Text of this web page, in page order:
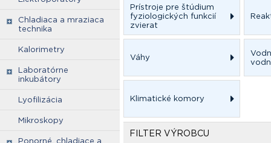
Chladiaca a mraziaca
technika
Kalorimetry
Laboratórne
inkubátory
Lyofilizácia
Mikroskopy
Ponorné, chladiace a
Prístroje pre štúdium
fyziologických funkcií
zvierat
Váhy
Klimatické komory
FILTER VÝROBCU